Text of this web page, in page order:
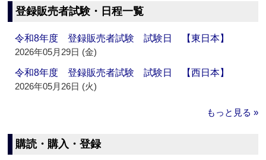
登録販売者試験・日程一覧
令和8年度 登録販売者試験 試験日 【東日本】
2026年05月29日 (金)
令和8年度 登録販売者試験 試験日 【西日本】
2026年05月26日 (火)
もっと見る »
購読・購入・登録